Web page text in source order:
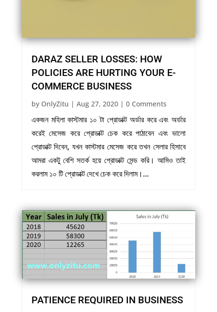
DARAZ SELLER LOSSES: HOW
POLICIES ARE HURTING YOUR E-
COMMERCE BUSINESS
by OnlyZitu | Aug 27, 2020| 0 Comments
একজন মহিলা কাস্টমার ১০ টা প্রোডাক্ট অর্ডার করে এবং অর্ডার
করেই মেসেজ করে প্রোডাক্ট চেক করে পাঠাবেন এবং ভালো
প্রোডাক্ট দিবেন, যখন কাস্টমার মেসেজ করে তখন সেলার হিসাবে
আমরা একটু বেশি সতর্ক হয়ে প্রোডাক্ট সেন্ড করি। আমিও তাই
করলাম ১০ টি প্রোডাক্ট দেখে চেক করে দিলাম।...
PATIENCE REQUIRED IN BUSINESS